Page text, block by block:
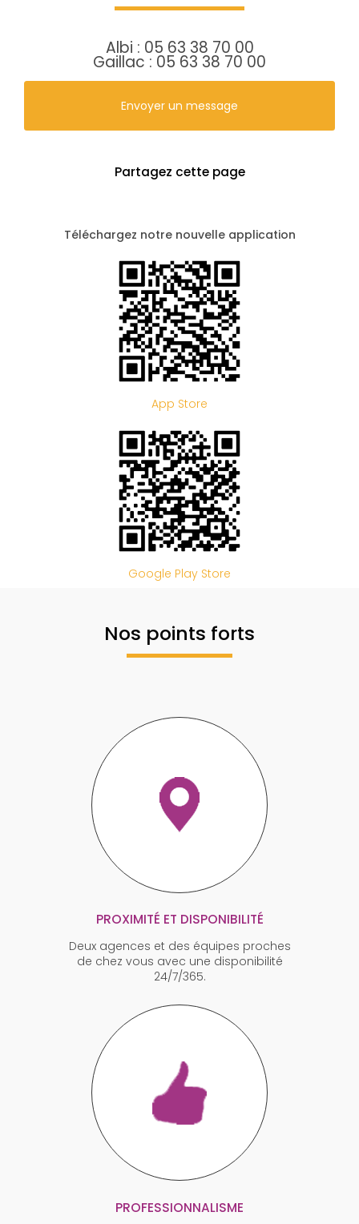
Albi : 05 63 38 70 00
Gaillac : 05 63 38 70 00
Envoyer un message
Partagez cette page
Téléchargez notre nouvelle application
App Store
Google Play Store
Nos points forts
PROXIMITÉ ET DISPONIBILITÉ
Deux agences et des équipes proches
de chez vous avec une disponibilité
24/7/365.
PROFESSIONNALISME